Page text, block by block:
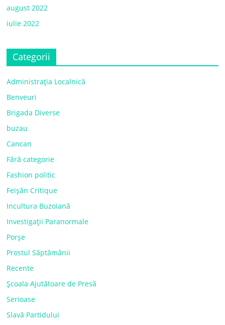
august 2022
iulie 2022
Categorii
Administrația Localnică
Benveuri
Brigada Diverse
buzau
Cancan
Fără categorie
Fashion politic
Feișăn Critique
Incultura Buzoiană
Investigații Paranormale
Porșe
Prostul Săptămânii
Recente
Școala Ajutătoare de Presă
Serioase
Slavă Partidului